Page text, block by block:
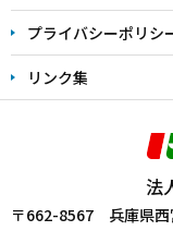
プライバシーポリシ
リンク集
法
〒662-8567 兵庫県西